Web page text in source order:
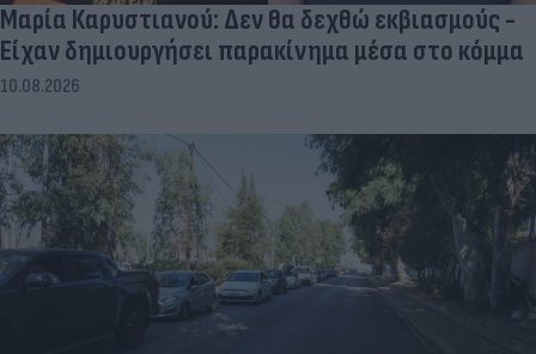
Μαρία Καρυστιανού: Δεν θα δεχθώ εκβιασμούς -
Είχαν δημιουργήσει παρακίνημα μέσα στο κόμμα
10.08.2026